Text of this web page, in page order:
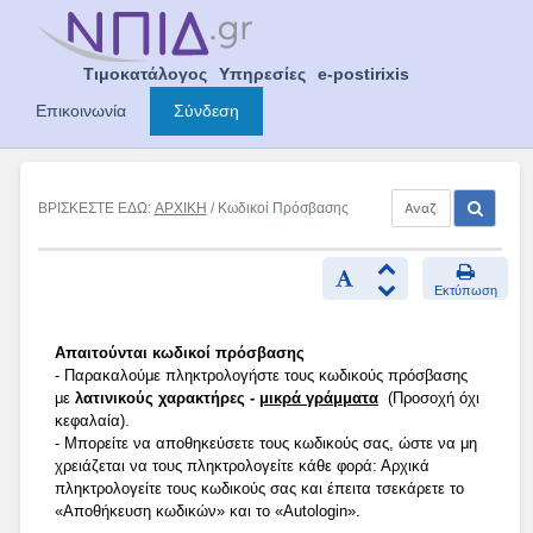
Τιμοκατάλογος Υπηρεσίες
e-postirixis
Επικοινωνία
Σύνδεση
ΒΡΙΣΚΕΣΤΕ ΕΔΩ: ΑΡΧΙΚΗ / Κωδικοί Πρόσβασης
Εκτύπωση
Απαιτούνται κωδικοί πρόσβασης
- Παρακαλούμε πληκτρολογήστε τους κωδικούς πρόσβασης
με λατινικούς χαρακτήρες - μικρά γράμματα (Προσοχή όχι
κεφαλαία).
- Μπορείτε να αποθηκεύσετε τους κωδικούς σας, ώστε να μη
χρειάζεται να τους πληκτρολογείτε κάθε φορά: Αρχικά
πληκτρολογείτε τους κωδικούς σας και έπειτα τσεκάρετε το
«Αποθήκευση κωδικών» και το «Autologin».